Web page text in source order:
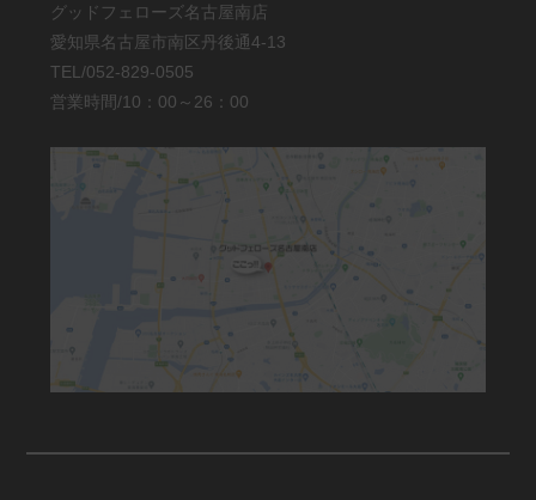
グッドフェローズ名古屋南店
愛知県名古屋市南区丹後通4-13
TEL/052-829-0505
営業時間/10：00～26：00